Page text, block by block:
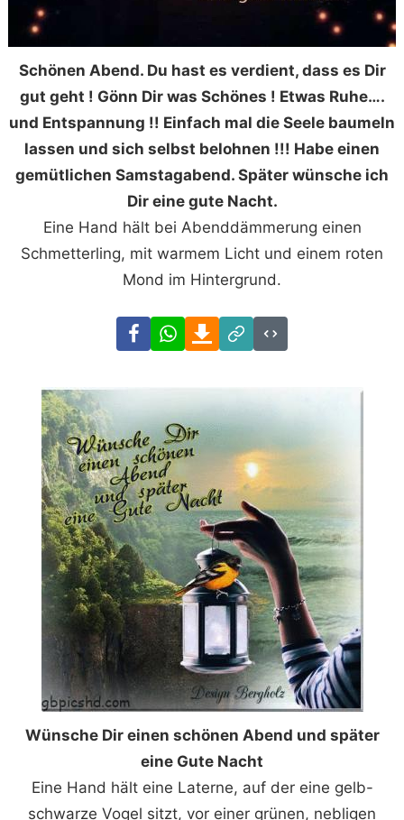
Schönen Abend. Du hast es verdient, dass es Dir
gut geht ! Gönn Dir was Schönes ! Etwas Ruhe….
und Entspannung !! Einfach mal die Seele baumeln
lassen und sich selbst belohnen !!! Habe einen
gemütlichen Samstagabend. Später wünsche ich
Dir eine gute Nacht.
Eine Hand hält bei Abenddämmerung einen
Schmetterling, mit warmem Licht und einem roten
Mond im Hintergrund.
FacebookWhatsAppDownload
Link
Code
Wünsche Dir einen schönen Abend und später
eine Gute Nacht
Eine Hand hält eine Laterne, auf der eine gelb-
schwarze Vogel sitzt, vor einer grünen, nebligen